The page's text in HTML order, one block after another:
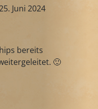
Juni 2024
bereits
🙂